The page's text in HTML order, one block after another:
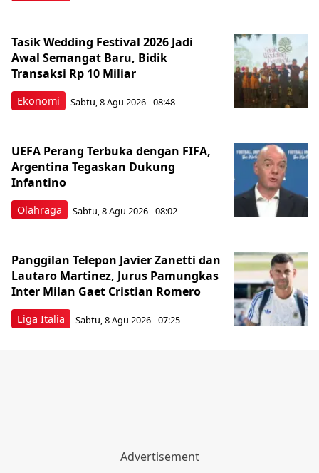
Ekonomi
Tasik Wedding Festival 2026 Jadi
Awal Semangat Baru, Bidik
Transaksi Rp 10 Miliar
Sabtu, 8 Agu 2026 - 08:48
Olahraga
UEFA Perang Terbuka dengan FIFA,
Argentina Tegaskan Dukung
Infantino
Sabtu, 8 Agu 2026 - 08:02
Liga Italia
Panggilan Telepon Javier Zanetti dan
Lautaro Martinez, Jurus Pamungkas
Inter Milan Gaet Cristian Romero
Sabtu, 8 Agu 2026 - 07:25